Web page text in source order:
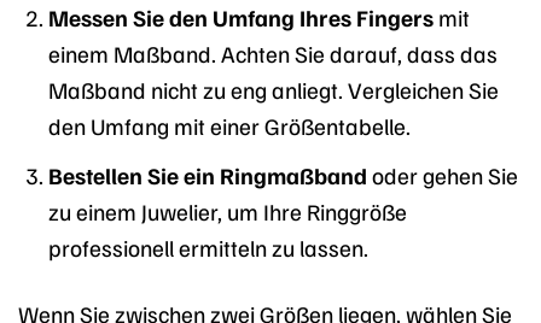
Messen Sie den Umfang Ihres Fingersmit
einem Maßband. Achten Sie darauf, dass das
Maßband nicht zu eng anliegt. Vergleichen Sie
den Umfang mit einer Größentabelle.
Bestellen Sie ein Ringmaßband oder gehen Sie
zu einem Juwelier, um Ihre Ringgröße
professionell ermitteln zu lassen.
Wenn Sie zwischen zwei Größen liegen, wählen Sie